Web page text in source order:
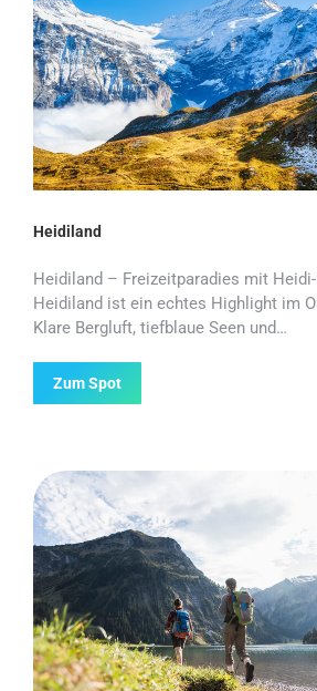
Heidiland
Heidiland – Freizeitparadies mit
Heidiland ist ein echtes Highlight im
Klare Bergluft, tiefblaue Seen und…
Zum Spot